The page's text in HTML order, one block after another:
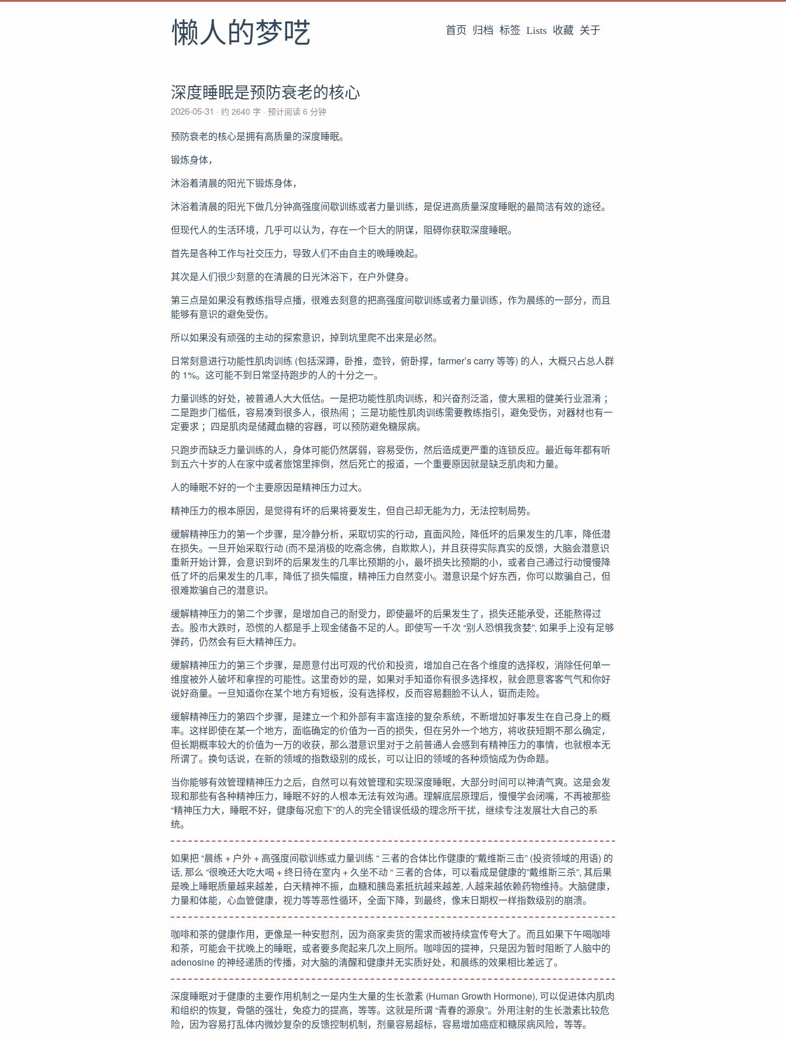
懒人的梦呓 首页 归档 标签 Lists 收藏 关于
深度睡眠是预防衰老的核心
2026-05-31 约 2640 字 预计阅读 6 分钟
预防衰老的核心是拥有高质量的深度睡眠。
锻炼身体，
沐浴着清晨的阳光下锻炼身体，
沐浴着清晨的阳光下做几分钟高强度间歇训练或者力量训练，是促进高质量深度睡眠的最简洁有效的途径。
但现代人的生活环境，几乎可以认为，存在一个巨大的阴谋，阻碍你获取深度睡眠。
首先是各种工作与社交压力，导致人们不由自主的晚睡晚起。
其次是人们很少刻意的在清晨的日光沐浴下，在户外健身。
第三点是如果没有教练指导点播，很难去刻意的把高强度间歇训练或者力量训练，作为晨练的一部分，而且
能够有意识的避免受伤。
所以如果没有顽强的主动的探索意识，掉到坑里爬不出来是必然。
日常刻意进行功能性肌肉训练 (包括深蹲，卧推，壶铃，俯卧撑，farmer’s carry 等等) 的人，大概只占总人群
的 1%。这可能不到日常坚持跑步的人的十分之一。
力量训练的好处，被普通人大大低估。一是把功能性肌肉训练，和兴奋剂泛滥，傻大黑粗的健美行业混淆 ；
二是跑步门槛低，容易凑到很多人，很热闹 ；三是功能性肌肉训练需要教练指引，避免受伤，对器材也有一
定要求 ；四是肌肉是储藏血糖的容器，可以预防避免糖尿病。
只跑步而缺乏力量训练的人，身体可能仍然孱弱，容易受伤，然后造成更严重的连锁反应。最近每年都有听
到五六十岁的人在家中或者旅馆里摔倒，然后死亡的报道，一个重要原因就是缺乏肌肉和力量。
人的睡眠不好的一个主要原因是精神压力过大。
精神压力的根本原因，是觉得有坏的后果将要发生，但自己却无能为力，无法控制局势。
缓解精神压力的第一个步骤，是冷静分析，采取切实的行动，直面风险，降低坏的后果发生的几率，降低潜
在损失。一旦开始采取行动 (而不是消极的吃斋念佛，自欺欺人)，并且获得实际真实的反馈，大脑会潜意识
重新开始计算，会意识到坏的后果发生的几率比预期的小，最坏损失比预期的小，或者自己通过行动慢慢降
低了坏的后果发生的几率，降低了损失幅度，精神压力自然变小。潜意识是个好东西，你可以欺骗自己，但
很难欺骗自己的潜意识。
缓解精神压力的第二个步骤，是增加自己的耐受力，即使最坏的后果发生了，损失还能承受，还能熬得过
去。股市大跌时，恐慌的人都是手上现金储备不足的人。即使写一千次 “别人恐惧我贪婪”, 如果手上没有足够
弹药，仍然会有巨大精神压力。
缓解精神压力的第三个步骤，是愿意付出可观的代价和投资，增加自己在各个维度的选择权，消除任何单一
维度被外人破坏和拿捏的可能性。这里奇妙的是，如果对手知道你有很多选择权，就会愿意客客气气和你好
说好商量。一旦知道你在某个地方有短板，没有选择权，反而容易翻脸不认人，铤而走险。
缓解精神压力的第四个步骤，是建立一个和外部有丰富连接的复杂系统，不断增加好事发生在自己身上的概
率。这样即使在某一个地方，面临确定的价值为一百的损失，但在另外一个地方，将收获短期不那么确定，
但长期概率较大的价值为一万的收获，那么潜意识里对于之前普通人会感到有精神压力的事情，也就根本无
所谓了。换句话说，在新的领域的指数级别的成长，可以让旧的领域的各种烦恼成为伪命题。
当你能够有效管理精神压力之后，自然可以有效管理和实现深度睡眠，大部分时间可以神清气爽。这是会发
现和那些有各种精神压力，睡眠不好的人根本无法有效沟通。理解底层原理后，慢慢学会闭嘴，不再被那些
“精神压力大，睡眠不好，健康每况愈下”的人的完全错误低级的理念所干扰，继续专注发展壮大自己的系
统。
如果把 “晨练 + 户外 + 高强度间歇训练或力量训练 “ 三者的合体比作健康的”戴维斯三击” (投资领域的用语) 的
话, 那么 “很晚还大吃大喝 + 终日待在室内 + 久坐不动 “ 三者的合体，可以看成是健康的”戴维斯三杀”, 其后果
是晚上睡眠质量越来越差，白天精神不振，血糖和胰岛素抵抗越来越差, 人越来越依赖药物维持。大脑健康，
力量和体能，心血管健康，视力等等恶性循环，全面下降，到最终，像末日期权一样指数级别的崩溃。
咖啡和茶的健康作用，更像是一种安慰剂，因为商家卖货的需求而被持续宣传夸大了。而且如果下午喝咖啡
和茶，可能会干扰晚上的睡眠，或者要多爬起来几次上厕所。咖啡因的提神，只是因为暂时阻断了人脑中的
adenosine 的神经递质的传播，对大脑的清醒和健康并无实质好处，和晨练的效果相比差远了。
深度睡眠对于健康的主要作用机制之一是内生大量的生长激素 (Human Growth Hormone), 可以促进体内肌肉
和组织的恢复，骨骼的强壮，免疫力的提高，等等。这就是所谓 “青春的源泉”。外用注射的生长激素比较危
险，因为容易打乱体内微妙复杂的反馈控制机制，剂量容易超标，容易增加癌症和糖尿病风险，等等。